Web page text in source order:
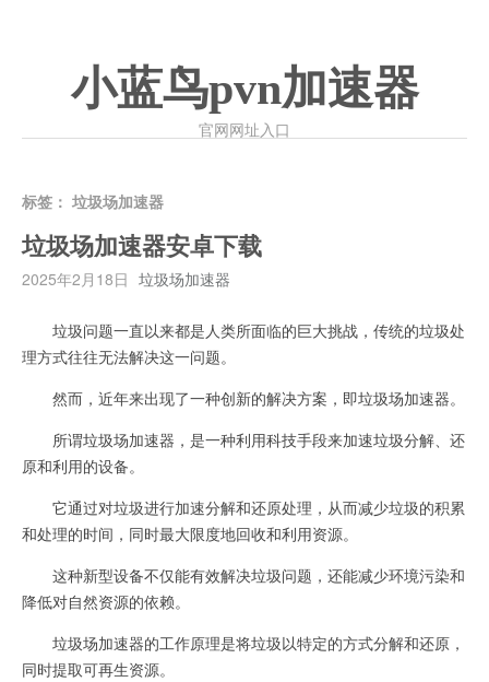
小蓝鸟pvn加速器
官网网址入口
标签： 垃圾场加速器
垃圾场加速器安卓下载
2025年2月18日 垃圾场加速器
垃圾问题一直以来都是人类所面临的巨大挑战，传统的垃圾处
理方式往往无法解决这一问题。
然而，近年来出现了一种创新的解决方案，即垃圾场加速器。
所谓垃圾场加速器，是一种利用科技手段来加速垃圾分解、还
原和利用的设备。
它通过对垃圾进行加速分解和还原处理，从而减少垃圾的积累
和处理的时间，同时最大限度地回收和利用资源。
这种新型设备不仅能有效解决垃圾问题，还能减少环境污染和
降低对自然资源的依赖。
垃圾场加速器的工作原理是将垃圾以特定的方式分解和还原，
同时提取可再生资源。